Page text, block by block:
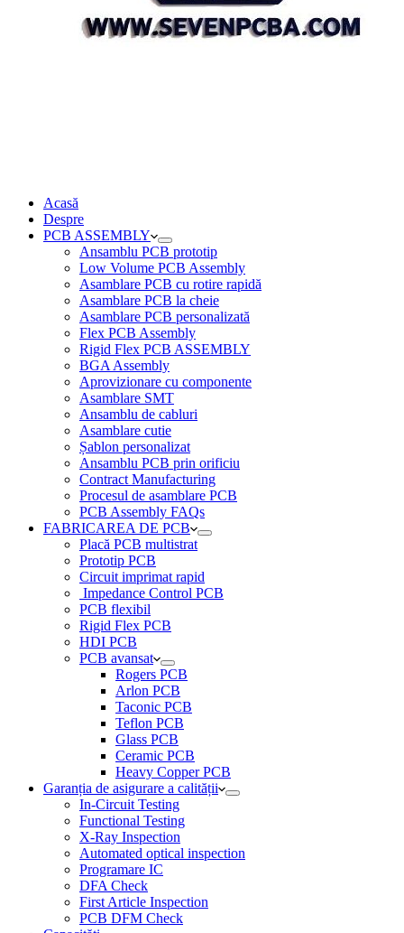
Acasă
Despre
PCB ASSEMBLY
Ansamblu PCB prototip
Low Volume PCB Assembly
Asamblare PCB cu rotire rapidă
Asamblare PCB la cheie
Asamblare PCB personalizată
Flex PCB Assembly
Rigid Flex PCB ASSEMBLY
BGA Assembly
Aprovizionare cu componente
Asamblare SMT
Ansamblu de cabluri
Asamblare cutie
Șablon personalizat
Ansamblu PCB prin orificiu
Contract Manufacturing
Procesul de asamblare PCB
PCB Assembly FAQs
FABRICAREA DE PCB
Placă PCB multistrat
Prototip PCB
Circuit imprimat rapid
Impedance Control PCB
PCB flexibil
Rigid Flex PCB
HDI PCB
PCB avansat
Rogers PCB
Arlon PCB
Taconic PCB
Teflon PCB
Glass PCB
Ceramic PCB
Heavy Copper PCB
Garanția de asigurare a calității
In-Circuit Testing
Functional Testing
X-Ray Inspection
Automated optical inspection
Programare IC
DFA Check
First Article Inspection
PCB DFM Check